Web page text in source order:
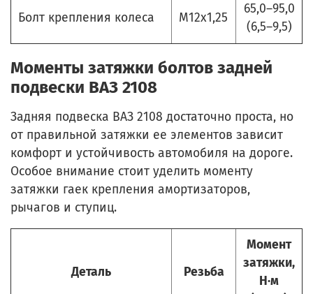
Болт крепления колеса М12х1,25
65,0–95,0
(6,5–9,5)
Моменты затяжки болтов задней
подвески ВАЗ 2108
Задняя подвеска ВАЗ 2108 достаточно проста, но
от правильной затяжки ее элементов зависит
комфорт и устойчивость автомобиля на дороге.
Особое внимание стоит уделить моменту
затяжки гаек крепления амортизаторов,
рычагов и ступиц.
Деталь Резьба
Момент
затяжки,
Н·м